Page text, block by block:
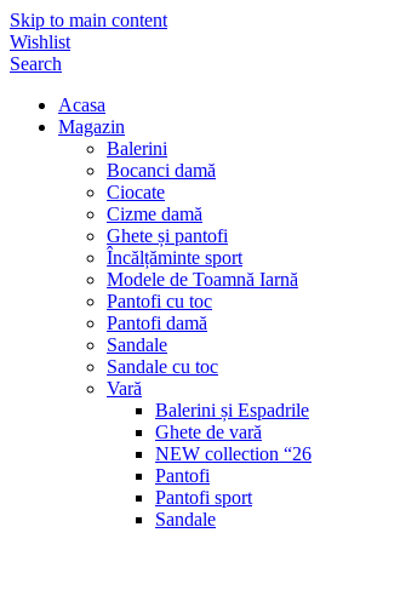
Skip to main content
Wishlist
Search
Acasa
Magazin
Balerini
Bocanci damă
Ciocate
Cizme damă
Ghete și pantofi
Încălțăminte sport
Modele de Toamnă Iarnă
Pantofi cu toc
Pantofi damă
Sandale
Sandale cu toc
Vară
Balerini și Espadrile
Ghete de vară
NEW collection “26
Pantofi
Pantofi sport
Sandale